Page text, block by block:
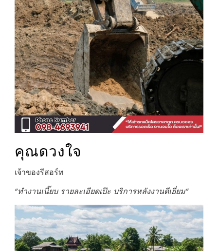
คุณดวงใจ
เจ้าของรีสอร์ท
“ทำงานเนี๊ยบ รายละเอียดเป๊ะ บริการหลังงานดีเยี่ยม”